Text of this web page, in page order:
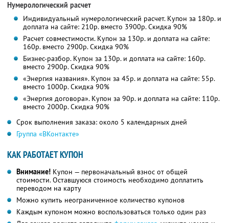
Нумерологический расчет
Индивидуальный нумерологический расчет. Купон за 180р. и
доплата на сайте: 210р. вместо 3900р. Скидка 90%
Расчет совместимости. Купон за 130р. и доплата на сайте:
160р. вместо 2900р. Скидка 90%
Бизнес-разбор. Купон за 130р. и доплата на сайте: 160р.
вместо 2900р. Скидка 90%
«Энергия названия». Купон за 45р. и доплата на сайте: 55р.
вместо 1000р. Скидка 90%
«Энергия договора». Купон за 90р. и доплата на сайте: 110р.
вместо 2000р. Скидка 90%
Срок выполнения заказа: около 5 календарных дней
Группа «ВКонтакте»
КАК РАБОТАЕТ КУПОН
Внимание! Купон — первоначальный взнос от общей
стоимости. Оставшуюся стоимость необходимо доплатить
переводом на карту
Можно купить неограниченное количество купонов
Каждым купоном можно воспользоваться только один раз